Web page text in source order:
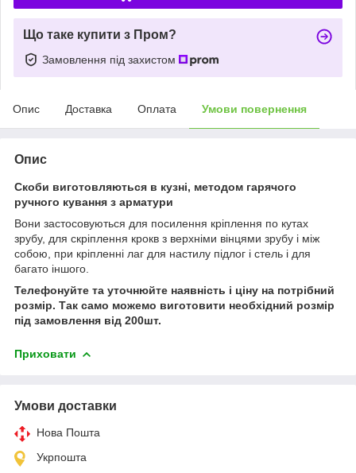
Що таке купити з Пром?
Замовлення під захистом
Опис Доставка Оплата Умови повернення
Опис
Скоби виготовляються в кузні, методом гарячого
ручного кування з арматури
Вони застосовуються для посилення кріплення по кутах
зрубу, для скріплення крокв з верхніми вінцями зрубу і між
собою, при кріпленні лаг для настилу підлог і стель і для
багато іншого.
Телефонуйте та уточнюйте наявність і ціну на потрібний
розмір. Так само можемо виготовити необхідний розмір
під замовлення від 200шт.
Приховати
Умови доставки
Нова Пошта
Укрпошта